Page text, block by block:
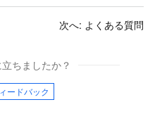
次へ: よくある質問
ちましたか？
ードバック